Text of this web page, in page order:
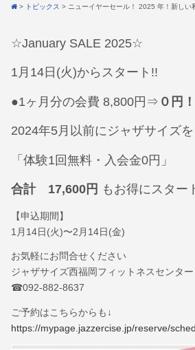
> トピックス > ニューイヤーセール！ 2025 年！新しい
☆January SALE 2025☆
1月14日(火)からスタート!!
●1ヶ月分の会費 8,800円⇒ ０円！
2024年5月以前にジャザサイズ
「体験1回無料・入会金0円」
合計 17,600円 もお得にスター
【申込期間】
1月14日(火)〜2月14日(金)
お気軽にお問合せください
ジャザサイズ西福岡フィットネスセンター
☎︎092-882-8637
ご予約はこちらからも↓
https://mypage.jazzercise.jp/reserve/